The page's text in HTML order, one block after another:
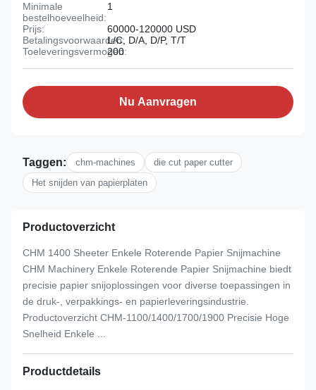
Minimale
bestelhoeveelheid:
1
Prijs:
60000-120000 USD
Betalingsvoorwaarden:L/C, D/A, D/P, T/T
Toeleveringsvermogen:
200
Nu Aanvragen
Taggen: chm-machines
die cut paper cutter
Het snijden van papierplaten
Productoverzicht
CHM 1400 Sheeter Enkele Roterende Papier Snijmachine
CHM Machinery Enkele Roterende Papier Snijmachine biedt
precisie papier snijoplossingen voor diverse toepassingen in
de druk-, verpakkings- en papierleveringsindustrie.
Productoverzicht CHM-1100/1400/1700/1900 Precisie Hoge
Snelheid Enkele ...
Productdetails